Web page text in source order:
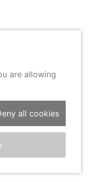
de los pastos
económicos
are allowing
all cookies